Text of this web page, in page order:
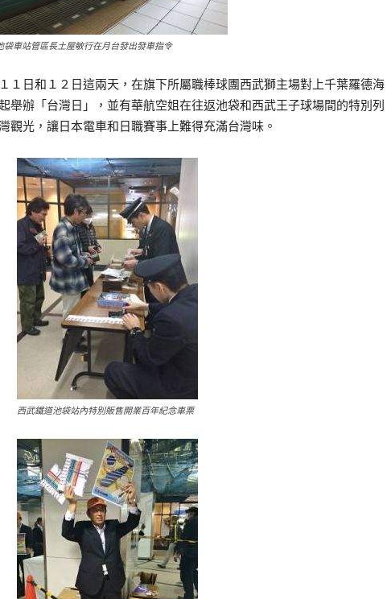
袋車站管區長土屋敏行在月台發出發車指令
１日和１２日這兩天，在旗下所屬職棒球團西武獅主場對上千葉羅德海
舉辦「台灣日」，並有華航空姐在往返池袋和西武王子球場間的特別列
觀光，讓日本電車和日職賽事上難得充滿台灣味。
西武鐵道池袋站內特別販售開業百年紀念車票